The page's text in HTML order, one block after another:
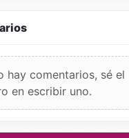
hay comentarios, sé el
en escribir uno.